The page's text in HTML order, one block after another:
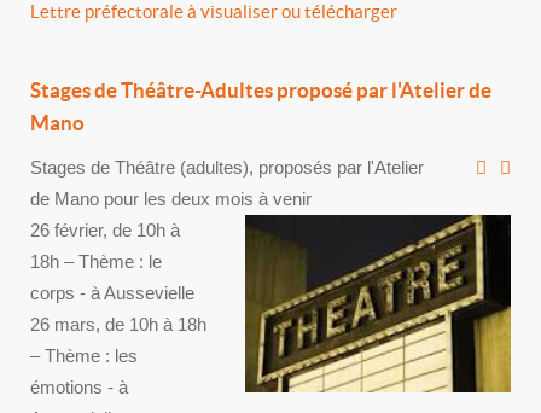
Lettre préfectorale à visualiser ou télécharger
Stages de Théâtre-Adultes proposé par l'Atelier de
Mano
Stages de Théâtre (adultes), proposés par l'Atelier
de Mano pour les deux mois à venir
26 février, de 10h à
18h – Thème : le
corps - à Aussevielle
26 mars, de 10h à 18h
– Thème : les
émotions - à